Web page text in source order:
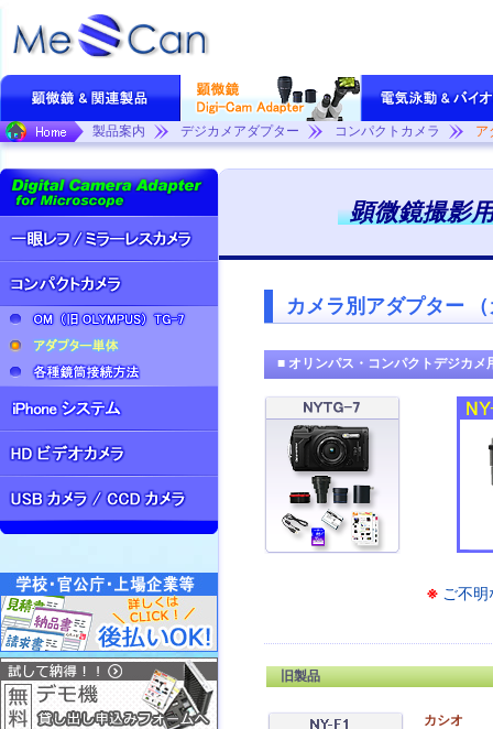
製品案内 デジカメアダプター コンパクトカメラ ア
顕微鏡撮影
カメラ別アダプター
■ オリンパス・コンパクトデジカ
※ ご不
旧製品
カシオ